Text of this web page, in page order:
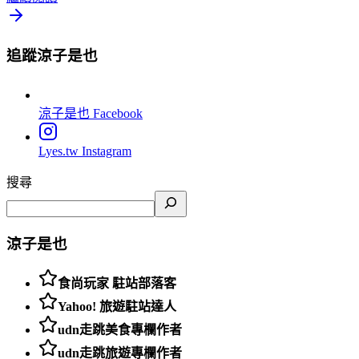
追蹤涼子是也
涼子是也 Facebook
Lyes.tw Instagram
搜尋
涼子是也
食尚玩家 駐站部落客
Yahoo! 旅遊駐站達人
udn走跳美食專欄作者
udn走跳旅遊專欄作者